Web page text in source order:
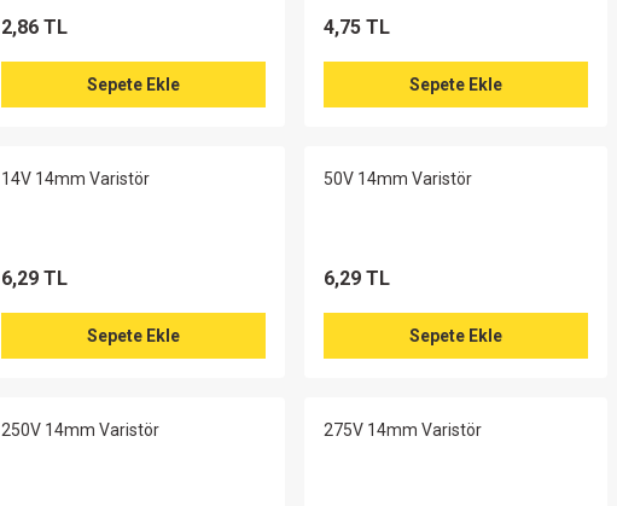
2,86 TL
Sepete Ekle
4,75 TL
Sepete Ekle
14V 14mm Varistör
6,29 TL
Sepete Ekle
50V 14mm Varistör
6,29 TL
Sepete Ekle
250V 14mm Varistör 275V 14mm Varistör